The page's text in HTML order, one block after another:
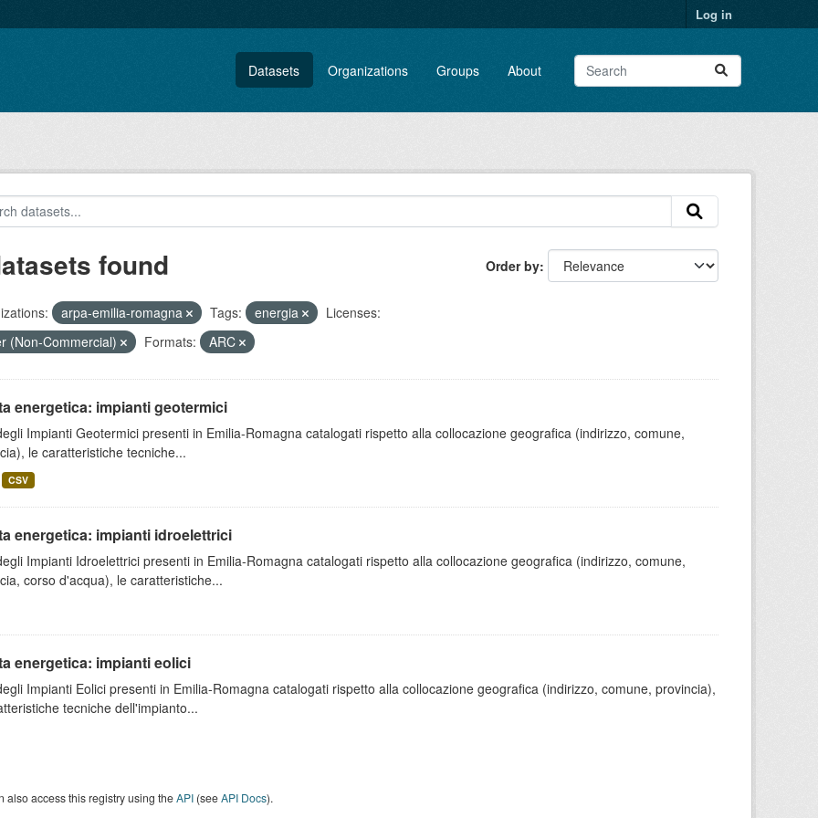
Log in
Datasets Organizations Groups About
Order by
found
arpa-emilia-romagna Tags: energia
Licenses:
(Non-Commercial)
Formats: ARC
energetica: impianti geotermici
Impianti Geotermici presenti in Emilia-Romagna catalogati rispetto alla collocazione geografica (indirizzo, comune,
le caratteristiche tecniche...
CSV
energetica: impianti idroelettrici
Impianti Idroelettrici presenti in Emilia-Romagna catalogati rispetto alla collocazione geografica (indirizzo, comune,
corso d'acqua), le caratteristiche...
energetica: impianti eolici
Impianti Eolici presenti in Emilia-Romagna catalogati rispetto alla collocazione geografica (indirizzo, comune, provincia),
tecniche dell'impianto...
also access this registry using theAPI(seeAPI Docs).